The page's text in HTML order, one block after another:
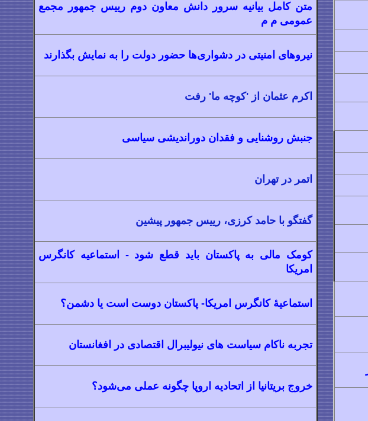
متن کامل بیانیه سرور دانش معاون دوم رییس جمهور مجمع
عمومی م م
نیروهای امنیتی در دشواری‌ها حضور دولت را به نمایش بگذارند
اکرم عثمان از 'کوچه ما' رفت
جنبش روشنایی و فقدان دوراندیشی سیاسی
اتمر در تهران
گفتگو با حامد کرزی، رییس جمهور پیشین
کومک مالی به پاکستان باید قطع شود - استماعیه کانگرس
امریکا
استماعیۀ کانگرس امریکا- پاکستان دوست است یا دشمن؟
تجربه ناکام سیاست های نیولیبرال اقتصادی در افغانستان
خروج بریتانیا از اتحادیه اروپا چگونه عملی می‌شود؟